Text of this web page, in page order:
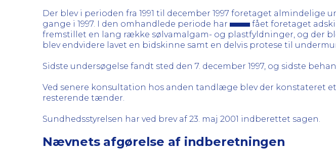
Der blev i perioden fra 1991 til december 1997 foretaget almindelige
gange i 1997. I den omhandlede periode har
fået foretaget
fremstillet en lang række sølvamalgam- og plastfyldninger, og der
blev endvidere lavet en bidskinne samt en delvis protese til
Sidste undersøgelse fandt sted den 7. december 1997, og sidste
Ved senere konsultation hos anden tandlæge blev der konstateret
resterende tænder.
Sundhedsstyrelsen har ved brev af 23. maj 2001 indberettet sagen.
Nævnets afgørelse af indberetningen